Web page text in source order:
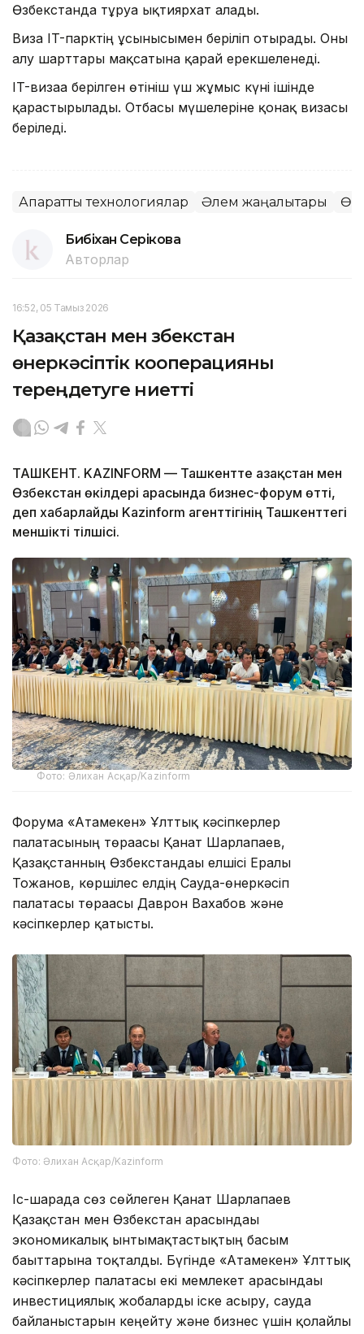
Өзбекстанда тұруға ықтиярхат алады.
Виза IT-парктің ұсынысымен беріліп отырады. Оны
алу шарттары мақсатына қарай ерекшеленеді.
IT-визаға берілген өтініш үш жұмыс күні ішінде
қарастырылады. Отбасы мүшелеріне қонақ визасы
беріледі.
Ақпараттық технологиялар Әлем жаңалықтары
Бибіхан Серікова
Авторлар
16:52, 05 Тамыз 2026
Қазақстан мен Өзбекстан
өнеркәсіптік кооперацияны
тереңдетуге ниетті
ТАШКЕНТ. KAZINFORM — Ташкентте Қазақстан мен
Өзбекстан өкілдері арасында бизнес-форум өтті,
деп хабарлайды Kazinform агенттігінің Ташкенттегі
меншікті тілшісі.
Фото: Әлихан Асқар/Kazinform
Форумға «Атамекен» Ұлттық кәсіпкерлер
палатасының төрағасы Қанат Шарлапаев,
Қазақстанның Өзбекстандағы елшісі Ералы
Тоғжанов, көршілес елдің Сауда-өнеркәсіп
палатасы төрағасы Даврон Вахабов және
кәсіпкерлер қатысты.
Фото: Әлихан Асқар/Kazinform
Іс-шарада сөз сөйлеген Қанат Шарлапаев
Қазақстан мен Өзбекстан арасындағы
экономикалық ынтымақтастықтың басым
бағыттарына тоқталды. Бүгінде «Атамекен» Ұлттық
кәсіпкерлер палатасы екі мемлекет арасындағы
инвестициялық жобаларды іске асыру, сауда
байланыстарын кеңейту және бизнес үшін қолайлы